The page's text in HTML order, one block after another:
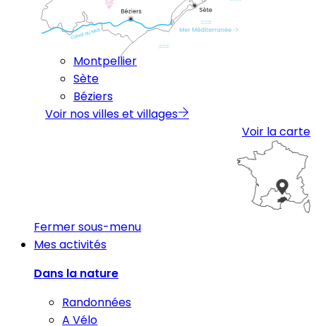
Montpellier
Sète
Béziers
Voir nos villes et villages
Voir la carte
Fermer sous-menu
Mes activités
Dans la nature
Randonnées
A Vélo